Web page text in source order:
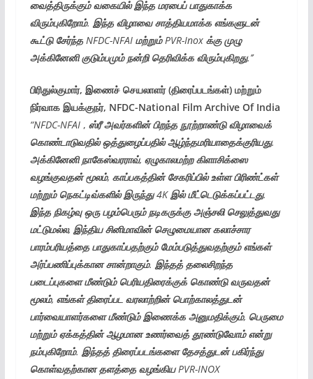
வைத்திருக்கும் வகையில் இந்த மரபைப் பாதுகாக்க
விரும்புகிறோம். இந்த விழாவை சாத்தியமாக்க எங்களுடன்
கூட்டு சேர்ந்தNFDC-NFAI மற்றும்PVR-Inox க்கு முழு
அக்கினேனி குடும்பமும் நன்றி தெரிவிக்க விரும்புகிறது.’’
பிரிதுல்குமார், இணைச் செயலாளர் (திரைப்படங்கள்) மற்றும்
நிர்வாக இயக்குநர், NFDC-National Film Archive Of India
“NFDC-NFAI , ஸ்ரீ அவர்களின் பிறந்த நூற்றாண்டு விழாவைக்
கொண்டாடுவதில் ஒத்துழைப்பதில் ஆழ்ந்தமரியாதைக்குரியது.
அக்கினேனி நாகேஸ்வரராவ், ஏழுகாலமற்ற கிளாசிக்ஸை
வழங்குவதன் மூலம், காப்பகத்தின் சேகரிப்பில் உள்ள பிரிண்ட்கள்
மற்றும் நெகட்டிவ்களில் இருந்து4Kஇல் மீட்டெடுக்கப்பட்டது.
இந்த நிகழ்வு ஒரு பழம்பெரும் நடிகருக்கு அஞ்சலி செலுத்துவது
மட்டுமல்ல, இந்திய சினிமாவின் செழுமையான கலாச்சார
பாரம்பரியத்தை பாதுகாப்பதற்கும் மேம்படுத்துவதற்கும் எங்கள்
அர்ப்பணிப்புக்கான சான்றாகும். இந்தத் தலைசிறந்த
படைப்புகளை மீண்டும் பெரியதிரைக்குக் கொண்டு வருவதன்
மூலம், எங்கள் திரைப்பட வரலாற்றின் பொற்காலத்துடன்
பார்வையாளர்களை மீண்டும் இணைக்க அனுமதிக்கும், பெருமை
மற்றும் ஏக்கத்தின் ஆழமான உணர்வைத் தூண்டுவோம் என்று
நம்புகிறோம். இந்தத் திரைப்படங்களை தேசத்துடன் பகிர்ந்து
கொள்வதற்கான தளத்தை வழங்கிய PVR-INOX